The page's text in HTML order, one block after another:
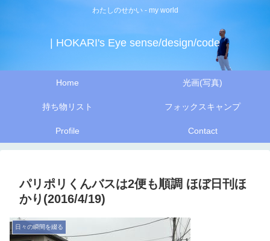
わたしのせかい - my world
| HOKARI's Eye sense/design/code
Home 光画(写真)
持ち物リスト フォックスキャンプ
Profile Contact
パリポリくんバスは2便も順調 ほぼ日刊ほ
かり(2016/4/19)
日々の瞬間を綴る